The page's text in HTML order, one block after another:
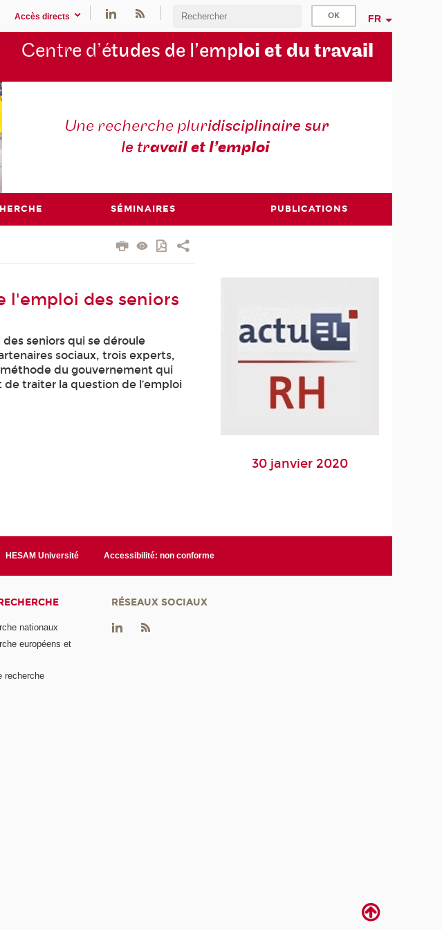
Accès directs FR
Centre d’études de l’emploi et du travail
Une recherche pluridisciplinaire sur
le travail et l’emploi
SÉMINAIRES PUBLICATIONS
l'emploi des seniors
seniors qui se déroule
sociaux, trois experts,
du gouvernement qui
traiter la question de l’emploi
30 janvier 2020
HESAM Université Accessibilité: non conforme
nationaux
européens et
recherche
RÉSEAUX SOCIAUX